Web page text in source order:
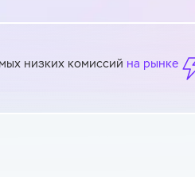
низких комиссий на рынке